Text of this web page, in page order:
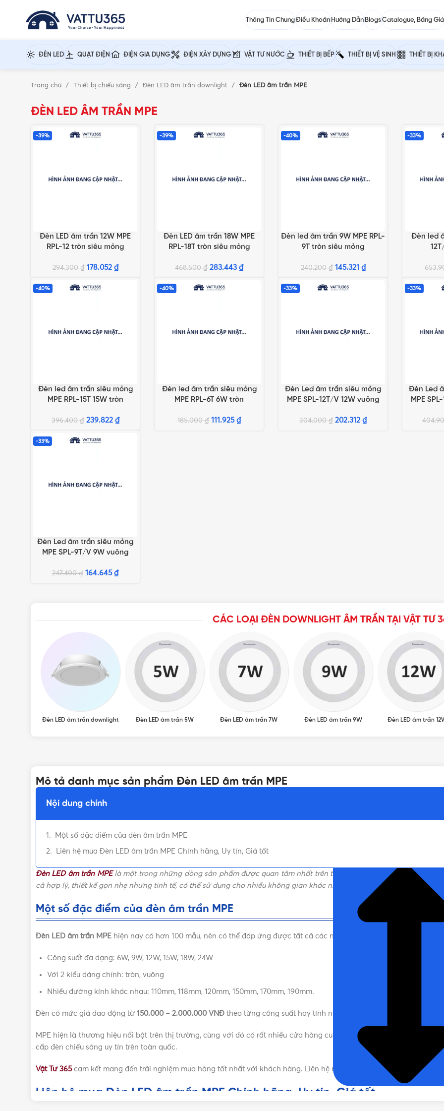
Thông Tin ChungĐiều Khoản Hướng Dẫn BlogsCatalogue, Bảng Giá
ĐÈN LED QUẠT ĐIỆN ĐIỆN GIA DỤNG ĐIỆN XÂY DỰNG VẬT TƯ NƯỚC THIẾT BỊ BẾP THIẾT BỊ VỆ SINH THIẾT BỊ
Trang chủ Thiết bị chiếu sáng Đèn LED âm trần downlight Đèn LED âm trần MPE
ĐÈN LED ÂM TRẦN MPE
-39%
THÊM VÀO GIỎ HÀNG
Đèn LED âm trần 12W MPE
RPL-12 tròn siêu mỏng
294.300₫ 178.052 ₫
-39%
THÊM VÀO GIỎ HÀNG
Đèn LED âm trần 18W MPE
RPL-18T tròn siêu mỏng
468.500₫ 283.443 ₫
-40%
THÊM VÀO GIỎ HÀNG
Đèn led âm trần 9W MPE RPL-
9T tròn siêu mỏng
240.200₫ 145.321 ₫
-33%
THÊM VÀO
Đèn led
-40%
THÊM VÀO GIỎ HÀNG
Đèn led âm trần siêu mỏng
MPE RPL-15T 15W tròn
396.400₫ 239.822 ₫
-40%
THÊM VÀO GIỎ HÀNG
Đèn led âm trần siêu mỏng
MPE RPL-6T 6W tròn
185.000₫ 111.925 ₫
-33%
THÊM VÀO GIỎ HÀNG
Đèn Led âm trần siêu mỏng
MPE SPL-12T/V 12W vuông
304.000₫ 202.312 ₫
-33%
THÊM VÀO
Đèn Led
MPE
-33%
THÊM VÀO GIỎ HÀNG
Đèn Led âm trần siêu mỏng
MPE SPL-9T/V 9W vuông
247.400₫ 164.645 ₫
CÁC LOẠI ĐÈN DOWNLIGHT ÂM TRẦN TẠI VẬT TƯ
Đèn LED âm trần downlight Đèn LED âm trần 5W Đèn LED âm trần 7W Đèn LED âm trần 9W Đèn LED âm trần
Mô tả danh mục sản phẩm Đèn LED âm trần MPE
Nội dung chính
Một số đặc điểm của đèn âm trần MPE
Liên hệ mua Đèn LED âm trần MPE Chính hãng, Uy tín, Giá tốt
Đèn LED âm trần MPElà một trong những dòng sản phẩm được quan tâm nhất trên thị trường đèn chiếu sáng hiện
cả hợp lý, thiết kế gọn nhẹ nhưng tinh tế, có thể sử dụng cho nhiều không gian khác nhau.
Một số đặc điểm của đèn âm trần MPE
Đèn LED âm trần MPE hiện nay có hơn 100 mẫu, nên có thể đáp ứng được tất cả các nhu cầu sử dụng của người
Công suất đa dạng: 6W, 9W, 12W, 15W, 18W, 24W
Với 2 kiểu dáng chính: tròn, vuông
Nhiều đường kính khác nhau: 110mm, 118mm, 120mm, 150mm, 170mm, 190mm.
Đèn có mức giá dao động từ 150.000 – 2.000.000 VNĐ theo từng công suất hay tính năng đặc trưng khác nhau.
MPE hiện là thương hiệu nổi bật trên thị trường, cùng với đó có rất nhiều cửa hàng cung cấp sản phẩm của thương
cấp đèn chiếu sáng uy tín trên toàn quốc.
Vật Tư 365cam kết mang đến trải nghiệm mua hàng tốt nhất với khách hàng. Liên hệ ngay để nhận được tư vấn miễn
Liên hệ mua Đèn LED âm trần MPE Chính hãng, Uy tín, Giá tốt